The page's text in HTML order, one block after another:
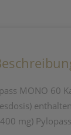
MONO 60
mg)